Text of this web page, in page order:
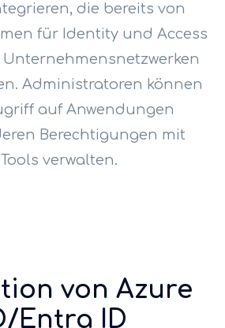
die bereits von
für Identity und Access
Administratoren können
auf Anwendungen
Berechtigungen mit
verwalten.
von Azure
Entra ID